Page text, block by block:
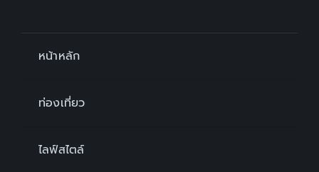
หน้าหลัก
ท่องเที่ยว
ไลฟ์สไตล์